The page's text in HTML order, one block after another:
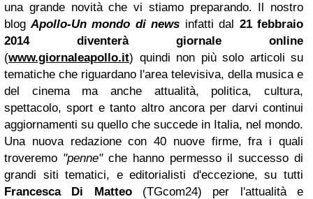
una grande novità che vi stiamo preparando. Il nostro
blog Apollo-Un mondo di news infatti dal 21 febbraio
2014 diventerà giornale online
(www.giornaleapollo.it) quindi non più solo articoli su
tematiche che riguardano l'area televisiva, della musica e
del cinema ma anche attualità, politica, cultura,
spettacolo, sport e tanto altro ancora per darvi continui
aggiornamenti su quello che succede in Italia, nel mondo.
Una nuova redazione con 40 nuove firme, fra i quali
troveremo "penne"che hanno permesso il successo di
grandi siti tematici, e editorialisti d'eccezione, su tutti
Francesca Di Matteo(TGcom24) per l'attualità e